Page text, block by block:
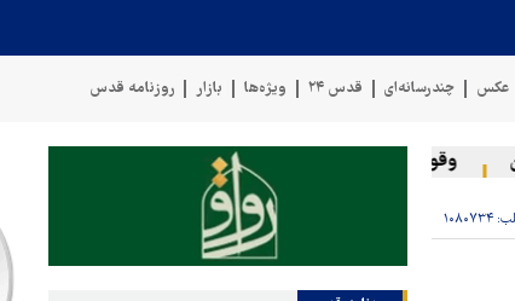
عکس چندرسانه‌ای قدس ۲۴ ویژه‌ها بازار روزنامه قدس
وقوع حادثه دریایی در سواحل عمان
۱۰۸۰۷۳۴